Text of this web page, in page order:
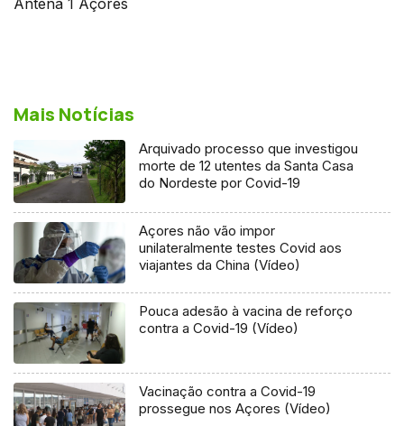
Mais Notícias
Arquivado processo que investigou
morte de 12 utentes da Santa Casa
do Nordeste por Covid-19
Açores não vão impor
unilateralmente testes Covid aos
viajantes da China (Vídeo)
Pouca adesão à vacina de reforço
contra a Covid-19 (Vídeo)
Vacinação contra a Covid-19
prossegue nos Açores (Vídeo)